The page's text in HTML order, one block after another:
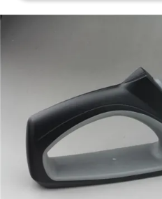
NOUVELLES
LES
AFFAIRES
DEMANDEZ
UN
DEVIS